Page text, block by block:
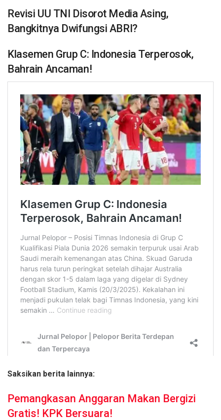
Revisi UU TNI Disorot Media Asing,
Bangkitnya Dwifungsi ABRI?
Klasemen Grup C: Indonesia Terperosok,
Bahrain Ancaman!
Saksikan berita lainnya:
Pemangkasan Anggaran Makan Bergizi
Gratis! KPK Bersuara!